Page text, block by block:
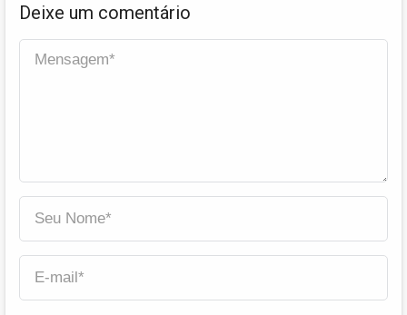
Deixe um comentário